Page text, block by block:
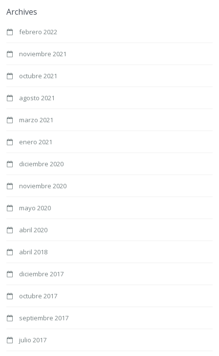
Archives
febrero 2022
noviembre 2021
octubre 2021
agosto 2021
marzo 2021
enero 2021
diciembre 2020
noviembre 2020
mayo 2020
abril 2020
abril 2018
diciembre 2017
octubre 2017
septiembre 2017
julio 2017